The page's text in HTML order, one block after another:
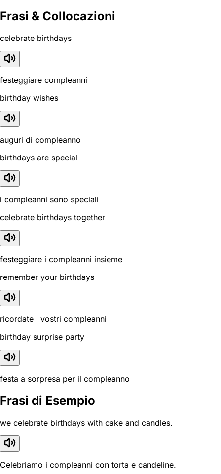
Frasi & Collocazioni
celebrate birthdays
festeggiare compleanni
birthday wishes
auguri di compleanno
birthdays are special
i compleanni sono speciali
celebrate birthdays together
festeggiare i compleanni insieme
remember your birthdays
ricordate i vostri compleanni
birthday surprise party
festa a sorpresa per il compleanno
Frasi di Esempio
we celebrate birthdays with cake and candles.
Celebriamo i compleanni con torta e candeline.